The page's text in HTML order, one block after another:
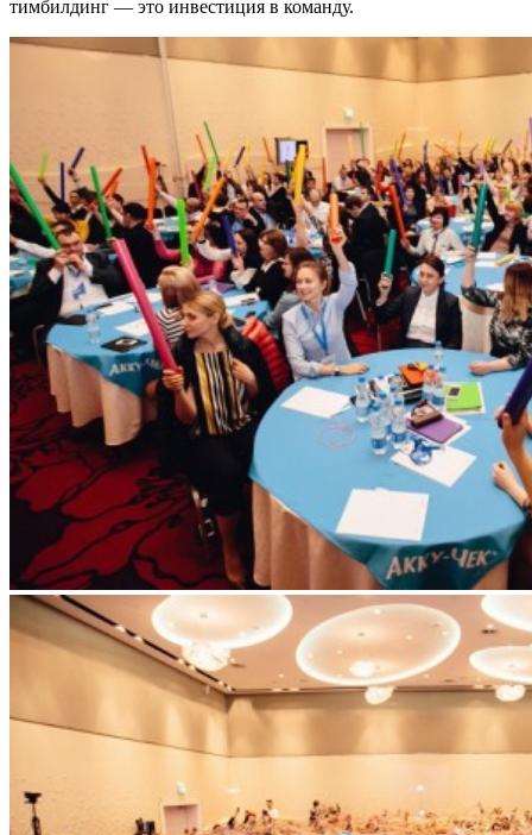
тимбилдинг — это инвестиция в команду.